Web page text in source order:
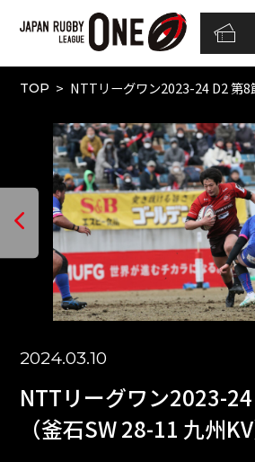
TOP NTTリーグワン2023-24 D2 第8
2024.03.10
NTTリーグワン2023-
（釜石SW 28-11 九州KV